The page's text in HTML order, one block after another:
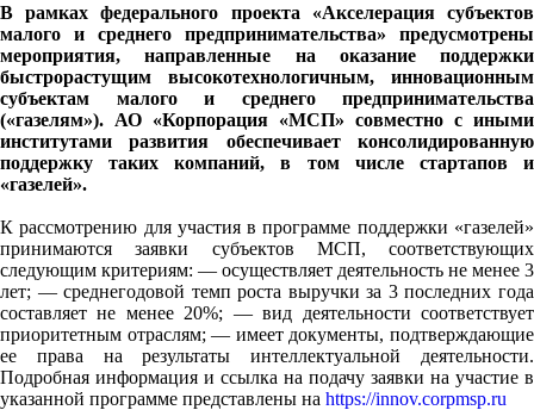
В рамках федерального проекта «Акселерация субъектов
малого и среднего предпринимательства» предусмотрены
мероприятия, направленные на оказание поддержки
быстрорастущим высокотехнологичным, инновационным
субъектам малого и среднего предпринимательства
(«газелям»). АО «Корпорация «МСП» совместно с иными
институтами развития обеспечивает консолидированную
поддержку таких компаний, в том числе стартапов и
«газелей».
К рассмотрению для участия в программе поддержки «газелей»
принимаются заявки субъектов МСП, соответствующих
следующим критериям: — осуществляет деятельность не менее 3
лет; — среднегодовой темп роста выручки за 3 последних года
составляет не менее 20%; — вид деятельности соответствует
приоритетным отраслям; — имеет документы, подтверждающие
ее права на результаты интеллектуальной деятельности.
Подробная информация и ссылка на подачу заявки на участие в
указанной программе представлены на https://innov.corpmsp.ru